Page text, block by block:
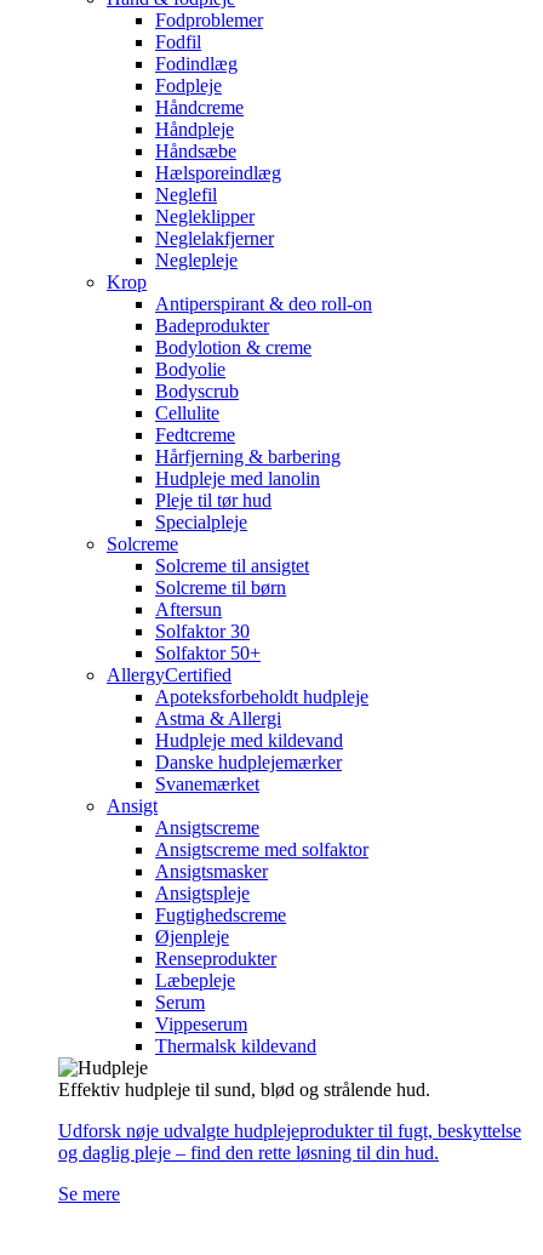
Fodproblemer
Fodfil
Fodindlæg
Fodpleje
Håndcreme
Håndpleje
Håndsæbe
Hælsporeindlæg
Neglefil
Negleklipper
Neglelakfjerner
Neglepleje
Krop
Antiperspirant & deo roll-on
Badeprodukter
Bodylotion & creme
Bodyolie
Bodyscrub
Cellulite
Fedtcreme
Hårfjerning & barbering
Hudpleje med lanolin
Pleje til tør hud
Specialpleje
Solcreme
Solcreme til ansigtet
Solcreme til børn
Aftersun
Solfaktor 30
Solfaktor 50+
AllergyCertified
Apoteksforbeholdt hudpleje
Astma & Allergi
Hudpleje med kildevand
Danske hudplejemærker
Svanemærket
Ansigt
Ansigtscreme
Ansigtscreme med solfaktor
Ansigtsmasker
Ansigtspleje
Fugtighedscreme
Øjenpleje
Renseprodukter
Læbepleje
Serum
Vippeserum
Thermalsk kildevand
Effektiv hudpleje til sund, blød og strålende hud.
Udforsk nøje udvalgte hudplejeprodukter til fugt, beskyttelse
og daglig pleje – find den rette løsning til din hud.
Se mere